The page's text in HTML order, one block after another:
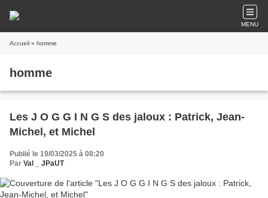
MENU
Accueil » homme
homme
Les J O G G I N G S des jaloux : Patrick, Jean-
Michel, et Michel
Publié le 19/03/2025 à 08:20
Par Val _ JPaUT